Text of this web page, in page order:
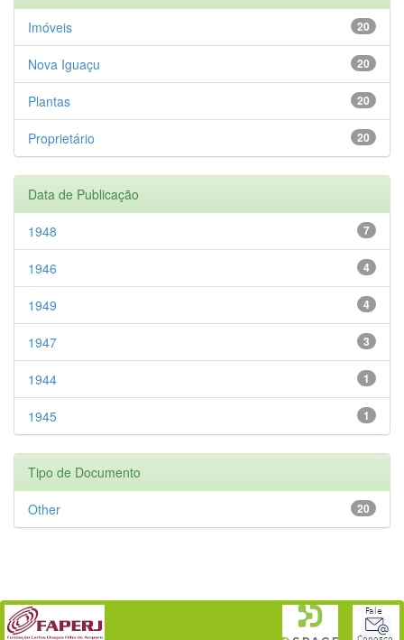
20
Imóveis
20
Nova Iguaçu
20
Plantas
20
Proprietário
Data de Publicação
7
1948
4
1946
4
1949
3
1947
1
1944
1
1945
Tipo de Documento
20
Other